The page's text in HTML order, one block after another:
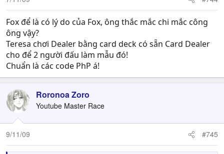
Fox để là có lý do của Fox, ông thắc mắc chi mắc công
ông vậy?
Teresa chơi Dealer bằng card deck có sẵn Card Dealer
cho để 2 người đấu làm mẫu đó!
Chuẩn là các code PhP á!
Roronoa Zoro
Youtube Master Race
9/11/09 #745